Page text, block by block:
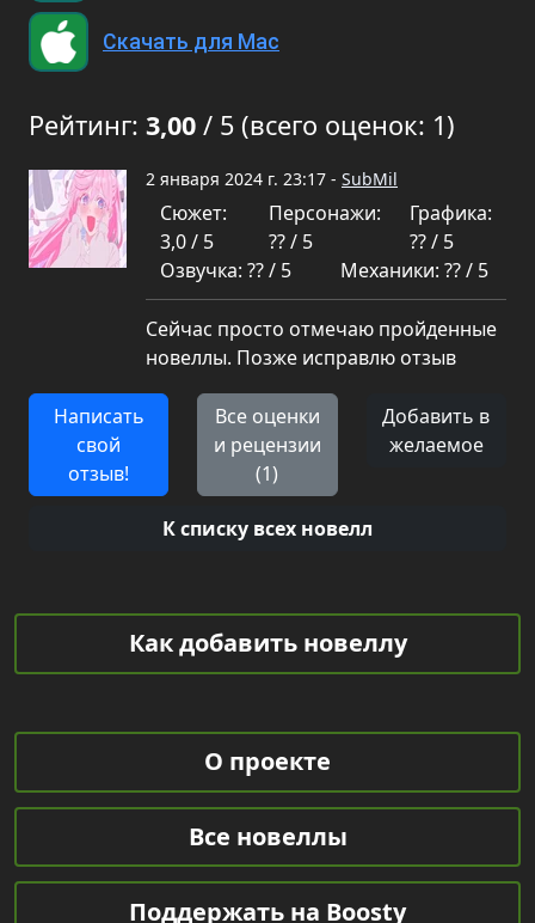
Скачать для Mac
Рейтинг: 3,00 / 5 (всего оценок: 1)
2 января 2024 г. 23:17 - SubMil
Сюжет:
3,0 / 5
Персонажи:
?? / 5
Графика:
?? / 5
Озвучка: ?? / 5
Механики: ?? / 5
Сейчас просто отмечаю пройденные
новеллы. Позже исправлю отзыв
Написать
свой
отзыв!
Все оценки
и рецензии
(1)
Добавить в
желаемое
К списку всех новелл
Как добавить новеллу
О проекте
Все новеллы
Поддержать на Boosty